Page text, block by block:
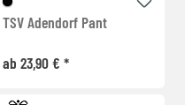
TSV Adendorf Pant
ab 23,90 € *